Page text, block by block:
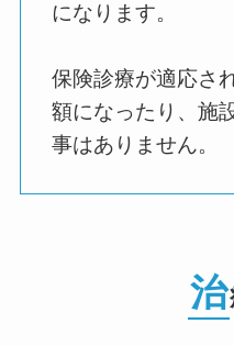
になります。
保険診療が適応さ
額になったり、施
事はありません。
治